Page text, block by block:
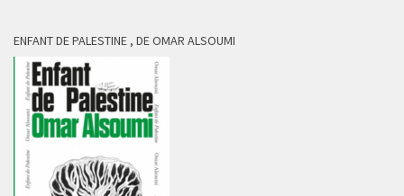
ENFANT DE PALESTINE , DE OMAR ALSOUMI